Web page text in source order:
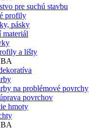
pre suchú stavbu
profily
pásky
materiál
a lišty
na problémové povrchy
povrchov
hmoty